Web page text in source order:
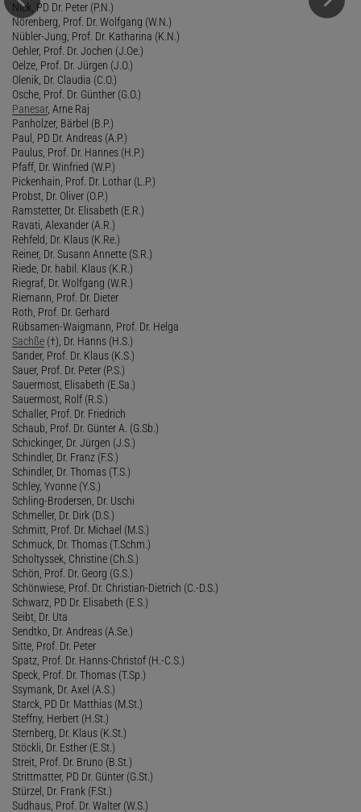
Nick, PD Dr. Peter (P.N.)
Nörenberg, Prof. Dr. Wolfgang (W.N.)
Nübler-Jung, Prof. Dr. Katharina (K.N.)
Oehler, Prof. Dr. Jochen (J.Oe.)
Oelze, Prof. Dr. Jürgen (J.O.)
Olenik, Dr. Claudia (C.O.)
Osche, Prof. Dr. Günther (G.O.)
Panesar, Arne Raj
Panholzer, Bärbel (B.P.)
Paul, PD Dr. Andreas (A.P.)
Paulus, Prof. Dr. Hannes (H.P.)
Pfaff, Dr. Winfried (W.P.)
Pickenhain, Prof. Dr. Lothar (L.P.)
Probst, Dr. Oliver (O.P.)
Ramstetter, Dr. Elisabeth (E.R.)
Ravati, Alexander (A.R.)
Rehfeld, Dr. Klaus (K.Re.)
Reiner, Dr. Susann Annette (S.R.)
Riede, Dr. habil. Klaus (K.R.)
Riegraf, Dr. Wolfgang (W.R.)
Riemann, Prof. Dr. Dieter
Roth, Prof. Dr. Gerhard
Rübsamen-Waigmann, Prof. Dr. Helga
Sachße (†), Dr. Hanns (H.S.)
Sander, Prof. Dr. Klaus (K.S.)
Sauer, Prof. Dr. Peter (P.S.)
Sauermost, Elisabeth (E.Sa.)
Sauermost, Rolf (R.S.)
Schaller, Prof. Dr. Friedrich
Schaub, Prof. Dr. Günter A. (G.Sb.)
Schickinger, Dr. Jürgen (J.S.)
Schindler, Dr. Franz (F.S.)
Schindler, Dr. Thomas (T.S.)
Schley, Yvonne (Y.S.)
Schling-Brodersen, Dr. Uschi
Schmeller, Dr. Dirk (D.S.)
Schmitt, Prof. Dr. Michael (M.S.)
Schmuck, Dr. Thomas (T.Schm.)
Scholtyssek, Christine (Ch.S.)
Schön, Prof. Dr. Georg (G.S.)
Schönwiese, Prof. Dr. Christian-Dietrich (C.-D.S.)
Schwarz, PD Dr. Elisabeth (E.S.)
Seibt, Dr. Uta
Sendtko, Dr. Andreas (A.Se.)
Sitte, Prof. Dr. Peter
Spatz, Prof. Dr. Hanns-Christof (H.-C.S.)
Speck, Prof. Dr. Thomas (T.Sp.)
Ssymank, Dr. Axel (A.S.)
Starck, PD Dr. Matthias (M.St.)
Steffny, Herbert (H.St.)
Sternberg, Dr. Klaus (K.St.)
Stöckli, Dr. Esther (E.St.)
Streit, Prof. Dr. Bruno (B.St.)
Strittmatter, PD Dr. Günter (G.St.)
Stürzel, Dr. Frank (F.St.)
Sudhaus, Prof. Dr. Walter (W.S.)